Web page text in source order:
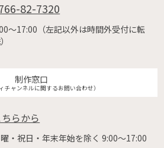
82-7320
〜17:00（左記以外は時間外受付に転
制作窓口
チャンネルに関するお問い合わせ）
ちらから
・祝日・年末年始を除く 9:00〜17:00